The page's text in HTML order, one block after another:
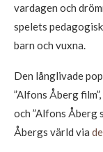
vardagen och
spelets
barn och vuxna.
Den långlivade
”Alfons Åberg
och ”Alfons Åberg
Åbergs värld via